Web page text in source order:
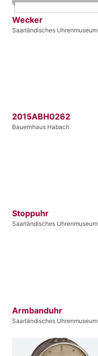
Wecker
Saarländisches Uhrenmuseum
2015ABH0262
Bauernhaus Habach
Stoppuhr
Saarländisches Uhrenmuseum
Armbanduhr
Saarländisches Uhrenmuseum